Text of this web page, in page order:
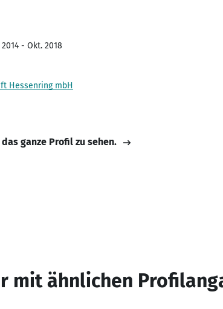
- Okt. 2018
Hessenring mbH
ganze Profil zu sehen.
mit ähnlichen